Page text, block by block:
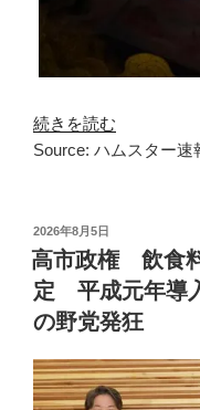
続きを読む
Source: ハムスター速
投
稿
日:
2026年8月5日
高市政権 飲食
定 平成元年導
の野党発狂